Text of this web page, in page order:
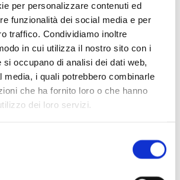
per personalizzare contenuti ed
funzionalità dei social media e per
traffico. Condividiamo inoltre
in cui utilizza il nostro sito con i
si occupano di analisi dei dati web,
media, i quali potrebbero combinarle
che ha fornito loro o che hanno
dei loro servizi.
il ruolo propulsivo del ritmo
innervato ilRondòdelConcerto):
guerra, corroborata dall’ubiquo
in grado di trasformare il rumore
euforia dionisiaca. Non a caso Wagner
audace, euforica ed energetica come
giudizio condivisibile per il ruolo
la cui attenzione andrà allertata lungo